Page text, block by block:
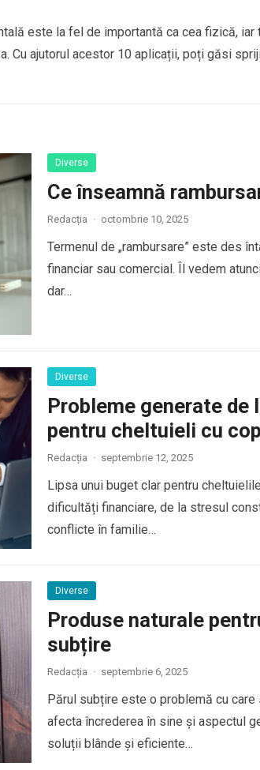
este la fel de importantă ca cea fizică,
Cu ajutorul acestor 10 aplicații, poți găsi
Diverse
Ce înseamnă
Redacția · octombrie 10, 2025
Termenul de „rambursare” este des
financiar sau comercial. Îl vedem
dar…
Diverse
Probleme generate de
pentru cheltuieli cu
Redacția · septembrie 12, 2025
Lipsa unui buget clar pentru
dificultăți financiare, de la stresul
conflicte în familie…
Diverse
Produse naturale
subțire
Redacția · septembrie 6, 2025
Părul subțire este o problemă cu
afecta încrederea în sine și aspectul
soluții blânde și eficiente…